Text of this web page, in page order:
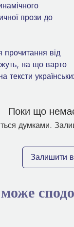
прози до
прочитання від
на що варто
тексти
Поки що немає
думками.
Залишити